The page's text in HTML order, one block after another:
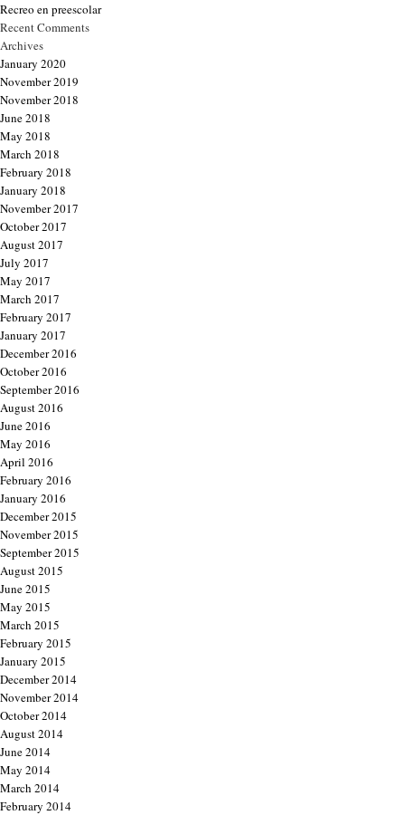
Recreo en preescolar
Recent Comments
Archives
January 2020
November 2019
November 2018
June 2018
May 2018
March 2018
February 2018
January 2018
November 2017
October 2017
August 2017
July 2017
May 2017
March 2017
February 2017
January 2017
December 2016
October 2016
September 2016
August 2016
June 2016
May 2016
April 2016
February 2016
January 2016
December 2015
November 2015
September 2015
August 2015
June 2015
May 2015
March 2015
February 2015
January 2015
December 2014
November 2014
October 2014
August 2014
June 2014
May 2014
March 2014
February 2014